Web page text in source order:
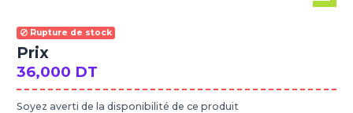
Rupture de stock
Prix
36,000 DT
Soyez averti de la disponibilité de ce produit